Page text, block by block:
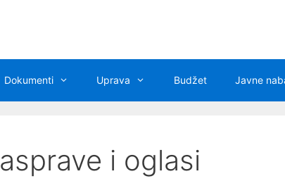
Dokumenti Uprava Budžet Javne
i oglasi